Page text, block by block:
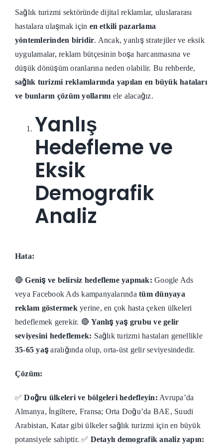
Sağlık turizmi sektöründe dijital reklamlar, uluslararası
hastalara ulaşmak için en etkili pazarlama
yöntemlerinden biridir. Ancak, yanlış stratejiler ve eksik
uygulamalar, reklam bütçesinin boşa harcanmasına ve
düşük dönüşüm oranlarına neden olabilir. Bu rehberde,
sağlık turizmi reklamlarında yapılan en büyük hataları
ve bunların çözüm yollarını ele alacağız.
Yanlış
Hedefleme ve
Eksik
Demografik
Analiz
Hata:
🔴Geniş ve belirsiz hedefleme yapmak: Google Ads
veya Facebook Ads kampanyalarındatüm dünyaya
reklam göstermekyerine, en çok hasta çeken ülkeleri
hedeflemek gerekir. 🔴Yanlış yaş grubu ve gelir
seviyesini hedeflemek: Sağlık turizmi hastaları genellikle
35-65 yaş aralığında olup, orta-üst gelir seviyesindedir.
Çözüm:
✅Doğru ülkeleri ve bölgeleri hedefleyin: Avrupa’da
Almanya, İngiltere, Fransa; Orta Doğu’da BAE, Suudi
Arabistan, Katar gibi ülkeler sağlık turizmi için en büyük
potansiyele sahiptir. ✅ Detaylı demografik analiz yapın: